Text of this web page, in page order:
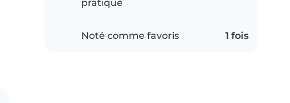
pratique
Noté comme favoris 1 fois